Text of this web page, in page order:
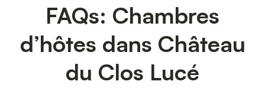
FAQs: Chambres
d’hôtes dans Château
du Clos Lucé